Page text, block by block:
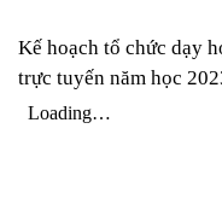
Kế hoạch tổ chức dạy
trực tuyến năm học